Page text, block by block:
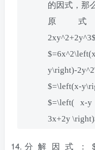
的因式，那
原式
2xy^2+2y^3$
y\right)-
$=\left(x-
$=\left( x-
3x+2y
分解因式：